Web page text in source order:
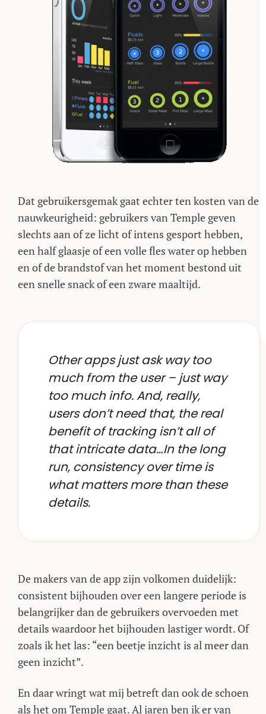
Dat gebruikersgemak gaat echter ten kosten van de
nauwkeurigheid: gebruikers van Temple geven
slechts aan of ze licht of intens gesport hebben,
een half glaasje of een volle fles water op hebben
en of de brandstof van het moment bestond uit
een snelle snack of een zware maaltijd.
Other apps just ask way too
much from the user – just way
too much info. And, really,
users don’t need that, the real
benefit of tracking isn’t all of
that intricate data…In the long
run, consistency over time is
what matters more than these
details.
De makers van de app zijn volkomen duidelijk:
consistent bijhouden over een langere periode is
belangrijker dan de gebruikers overvoeden met
details waardoor het bijhouden lastiger wordt. Of
zoals ik het las: “een beetje inzicht is al meer dan
geen inzicht”.
En daar wringt wat mij betreft dan ook de schoen
als het om Temple gaat. Al jaren ben ik er van